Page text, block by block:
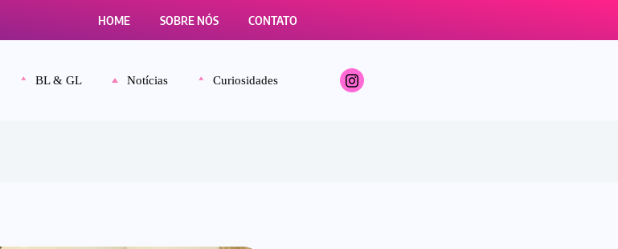
HOME SOBRE NÓS CONTATO
BL & GL Notícias Curiosidades